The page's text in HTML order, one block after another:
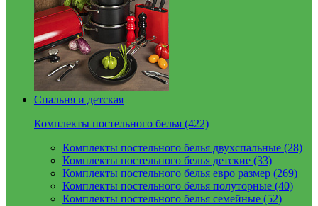
Спальня и детская
Комплекты постельного белья (422)
Комплекты постельного белья двухспальные (28)
Комплекты постельного белья детские (33)
Комплекты постельного белья евро размер (269)
Комплекты постельного белья полуторные (40)
Комплекты постельного белья семейные (52)